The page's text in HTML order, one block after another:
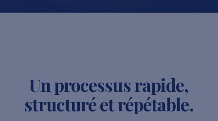
Un processus rapide,
structuré et répétable.